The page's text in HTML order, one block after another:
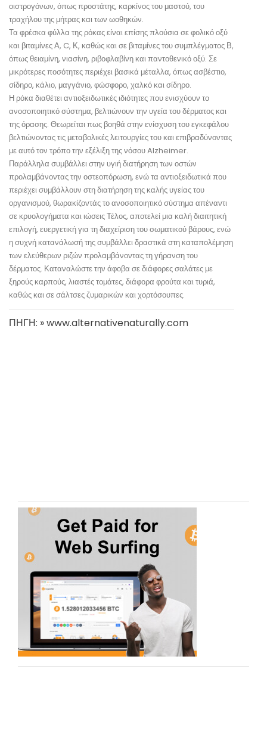
οιστρογόνων, όπως προστάτης, καρκίνος του μαστού, του
τραχήλου της μήτρας και των ωοθηκών.
Τα φρέσκα φύλλα της ρόκας είναι επίσης πλούσια σε φολικό οξύ
και βιταμίνες Α, C, Κ, καθώς και σε βιταμίνες του συμπλέγματος Β,
όπως θειαμίνη, νιασίνη, ριβοφλαβίνη και παντοθενικό οξύ. Σε
μικρότερες ποσότητες περιέχει βασικά μέταλλα, όπως ασβέστιο,
σίδηρο, κάλιο, μαγγάνιο, φώσφορο, χαλκό και σίδηρο.
Η ρόκα διαθέτει αντιοξειδωτικές ιδιότητες που ενισχύουν το
ανοσοποιητικό σύστημα, βελτιώνουν την υγεία του δέρματος και
της όρασης. Θεωρείται πως βοηθά στην ενίσχυση του εγκεφάλου
βελτιώνοντας τις μεταβολικές λειτουργίες του και επιβραδύνοντας
με αυτό τον τρόπο την εξέλιξη της νόσου Alzheimer.
Παράλληλα συμβάλλει στην υγιή διατήρηση των οστών
προλαμβάνοντας την οστεοπόρωση, ενώ τα αντιοξειδωτικά που
περιέχει συμβάλλουν στη διατήρηση της καλής υγείας του
οργανισμού, θωρακίζοντάς το ανοσοποιητικό σύστημα απέναντι
σε κρυολογήματα και ιώσεις Τέλος, αποτελεί μια καλή διαιτητική
επιλογή, ευεργετική για τη διαχείριση του σωματικού βάρους, ενώ
η συχνή κατανάλωσή της συμβάλλει δραστικά στη καταπολέμηση
των ελεύθερων ριζών προλαμβάνοντας τη γήρανση του
δέρματος. Καταναλώστε την άφοβα σε διάφορες σαλάτες με
ξηρούς καρπούς, λιαστές τομάτες, διάφορα φρούτα και τυριά,
καθώς και σε σάλτσες ζυμαρικών και χορτόσουπες.
ΠΗΓΗ: » www.alternativenaturally.com